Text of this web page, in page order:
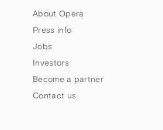
About Opera
Press info
Jobs
Investors
Become a partner
Contact us